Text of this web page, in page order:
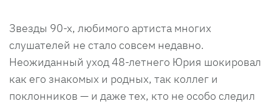
Звезды 90-х, любимого артиста многих
слушателей не стало совсем недавно.
Неожиданный уход 48-летнего Юрия шокировал
как его знакомых и родных, так коллег и
поклонников — и даже тех, кто не особо следил